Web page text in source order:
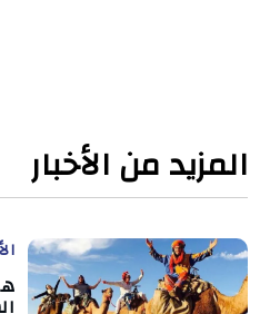
المزيد من الأخبار